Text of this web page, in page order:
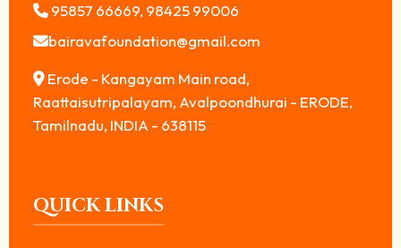
95857 66669, 98425 99006
bairavafoundation@gmail.com
Erode - Kangayam Main road,
Raattaisutripalayam, Avalpoondhurai - ERODE,
Tamilnadu, INDIA - 638115
QUICK LINKS